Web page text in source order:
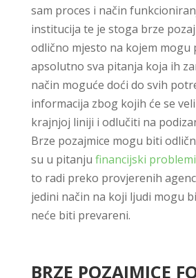
sam proces i način
institucija te je stoga brze
odlično mjesto na kojem mogu
apsolutno sva pitanja koja ih
način moguće doći do svih
informacija zbog kojih će se
krajnjoj liniji i odlučiti na
Brze pozajmice mogu biti
su u pitanju financijski problemi
to radi preko provjerenih
jedini način na koji ljudi mogu
neće biti prevareni.
BRZE POZAJMICE